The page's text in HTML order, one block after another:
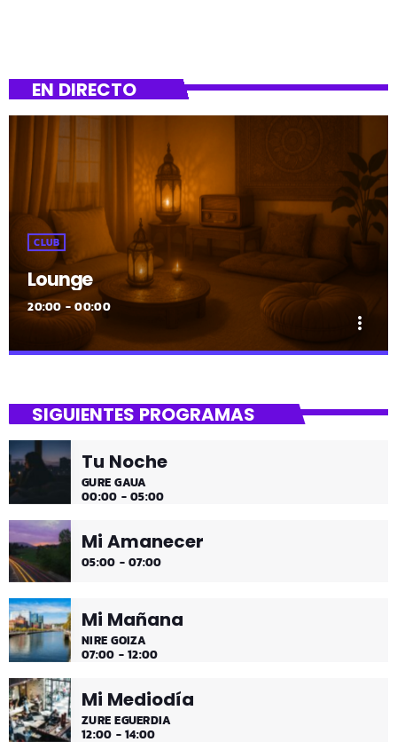
EN DIRECTO
CLUB
Lounge
20:00 - 00:00
more_vert
Hora de desconectar de todo
Es hora de ir desconectando, y qué mejor que hacerlo
con sonidos que nos transportan, tal vez, a islas
paradisíacas. ¿Hace una infusión? ¿Un mojito?
SIGUIENTES PROGRAMAS
Tu Noche
GURE GAUA
00:00 - 05:00
Mi Amanecer
05:00 - 07:00
Mi Mañana
NIRE GOIZA
07:00 - 12:00
Mi Mediodía
ZURE EGUERDIA
12:00 - 14:00